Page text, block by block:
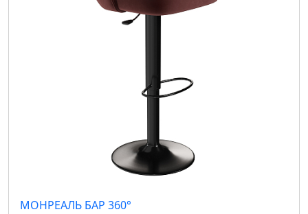
МОНРЕАЛЬ БАР 360°